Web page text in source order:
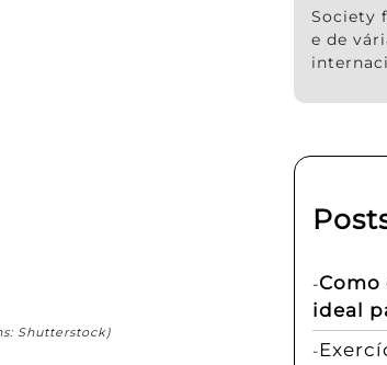
Shutterstock)
Society
e de
Como
ideal